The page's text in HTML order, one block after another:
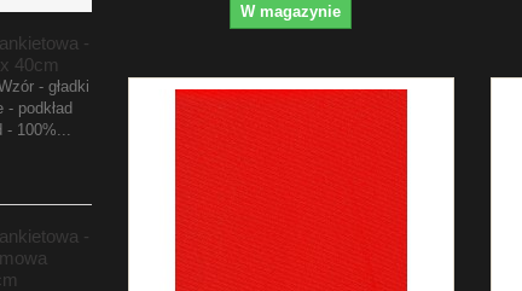
-
40cm
- gładki
podkład
- 100%...
-
W magazynie